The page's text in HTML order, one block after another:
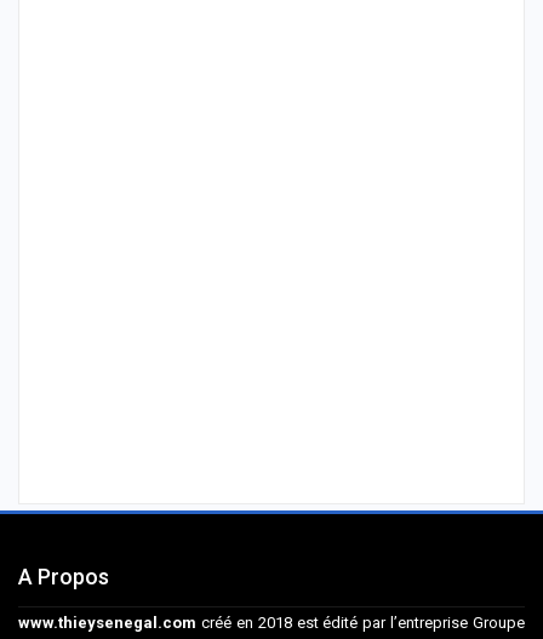
A Propos
www.thieysenegal.com créé en 2018 est édité par l’entreprise Groupe